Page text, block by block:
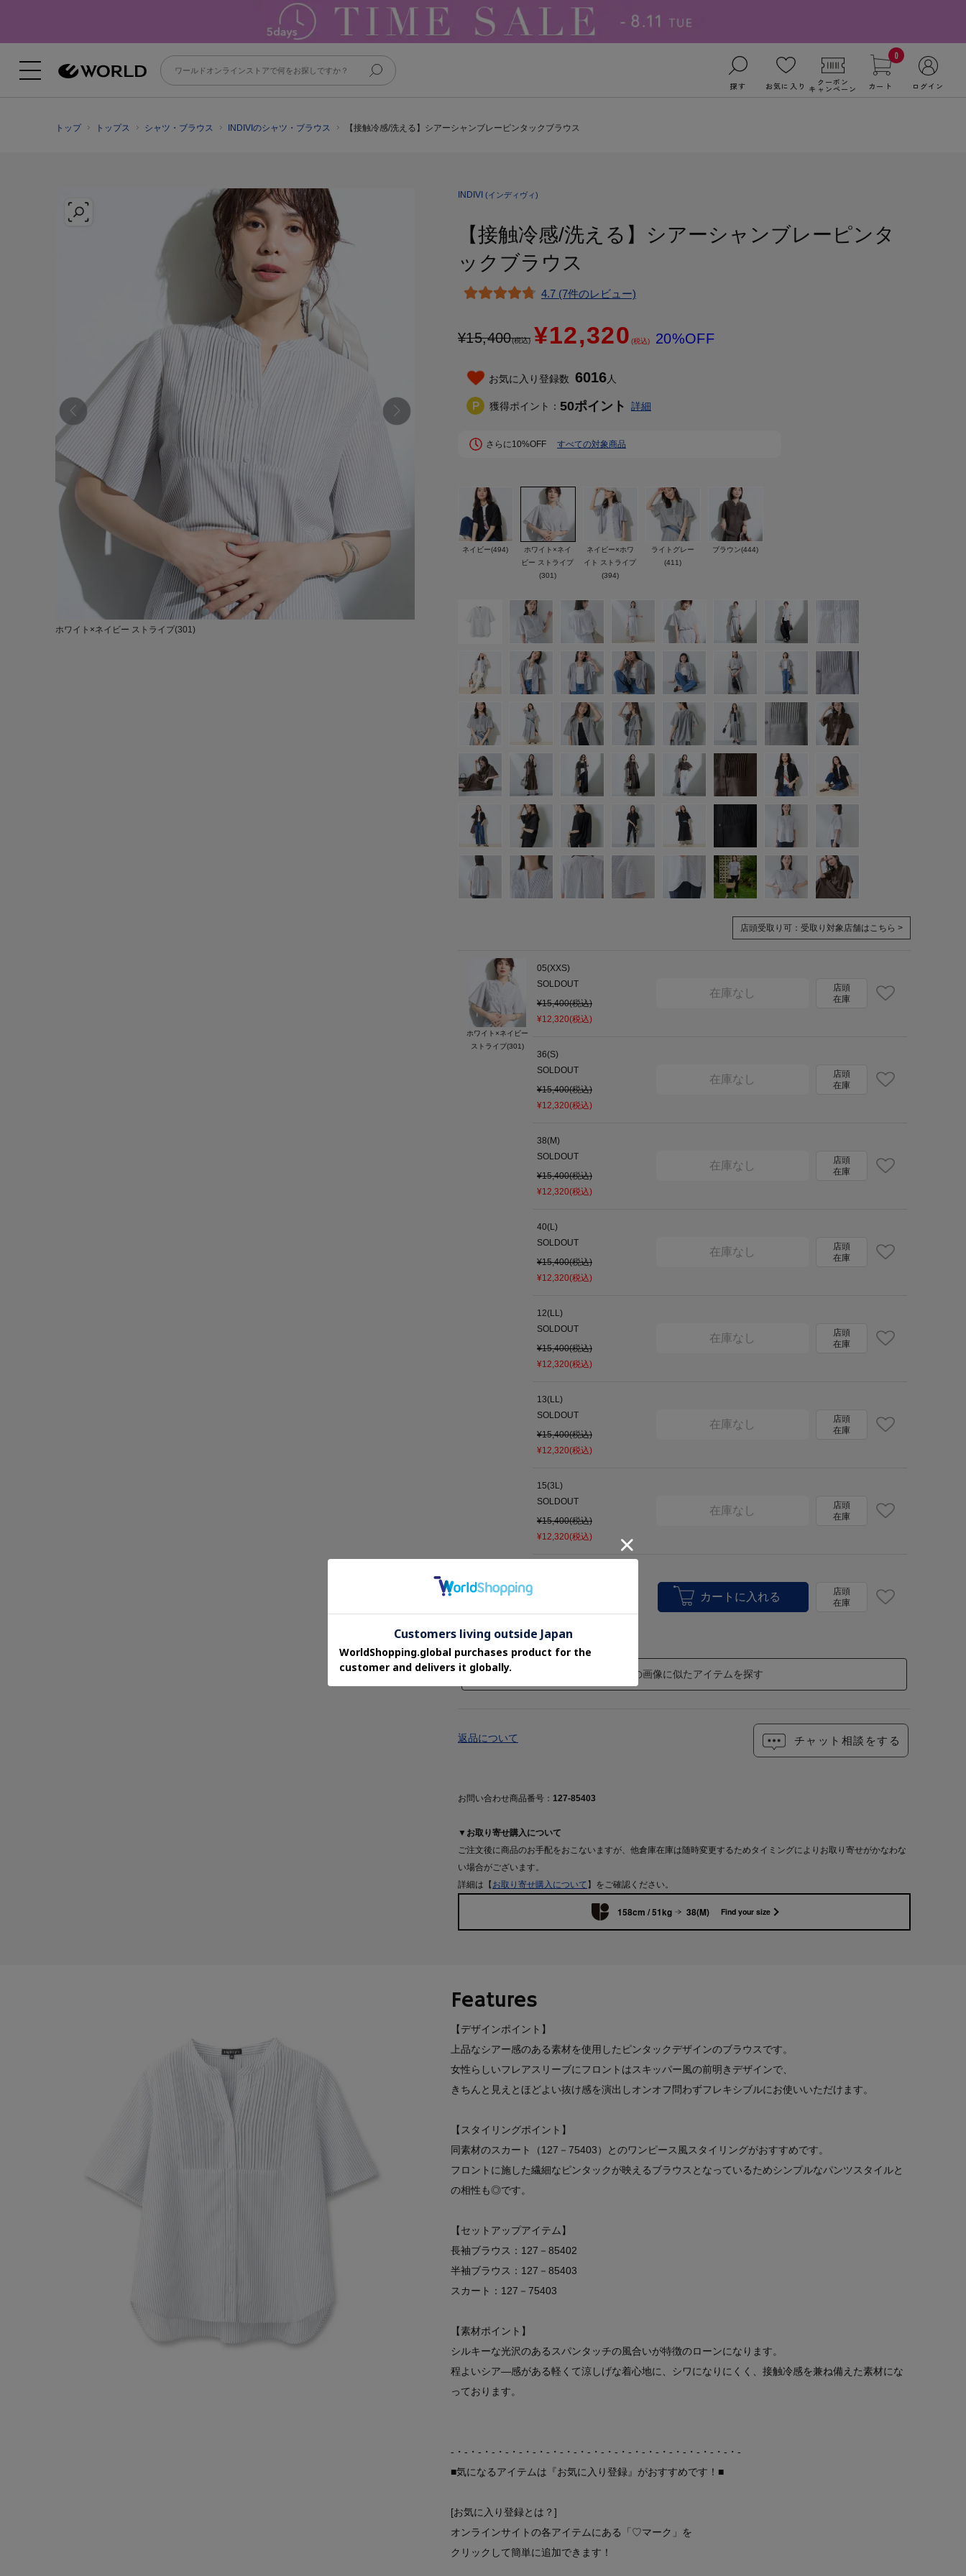
探す お気に入り クーポン
キャンペーン
0
カート ログイン
トップ トップス シャツ・ブラウス INDIVIのシャツ・ブラウス 【接触冷感/洗える】シアーシャンブレーピンタックブラウス
ホワイト×ネイビー ストライプ(301)
INDIVI (インディヴィ)
【接触冷感/洗える】シアーシャンブレーピンタ
ックブラウス
4.7 (7件のレビュー)
¥15,400(税込) ¥12,320 (税込) 20%OFF
お気に入り登録数 6016人
獲得ポイント： 50ポイント 詳細
さらに10%OFF すべての対象商品
ネイビー(494)
ホワイト×ネイ
ビー ストライプ
(301)
ネイビー×ホワ
イト ストライプ
(394)
ライトグレー
(411)
ブラウン(444)
店頭受取り可： 受取り対象店舗はこちら >
ホワイト×ネイビー
ストライプ(301)
05(XXS)
SOLDOUT
¥15,400(税込)
¥12,320(税込)
在庫なし
店頭
在庫
36(S)
SOLDOUT
¥15,400(税込)
¥12,320(税込)
在庫なし
店頭
在庫
38(M)
SOLDOUT
¥15,400(税込)
¥12,320(税込)
在庫なし
店頭
在庫
40(L)
SOLDOUT
¥15,400(税込)
¥12,320(税込)
在庫なし
店頭
在庫
12(LL)
SOLDOUT
¥15,400(税込)
¥12,320(税込)
在庫なし
店頭
在庫
13(LL)
SOLDOUT
¥15,400(税込)
¥12,320(税込)
在庫なし
店頭
在庫
15(3L)
SOLDOUT
¥15,400(税込)
¥12,320(税込)
在庫なし
店頭
在庫
店頭
在庫
この画像に似たアイテムを探す
チャット相談をする
返品について
お問い合わせ商品番号： 127-85403
▼お取り寄せ購入について
ご注文後に商品のお手配をおこないますが、他倉庫在庫は随時変更するためタイミングによりお取り寄せがかなわな
い場合がございます。
詳細は【 お取り寄せ購入について 】をご確認ください。
158cm / 51kg 38(M) Find your size
Features
【デザインポイント】
上品なシアー感のある素材を使用したピンタックデザインのブラウスです。
女性らしいフレアスリーブにフロントはスキッパー風の前明きデザインで、
きちんと見えとほどよい抜け感を演出しオンオフ問わずフレキシブルにお使いいただけます。
【スタイリングポイント】
同素材のスカート（127－75403）とのワンピース風スタイリングがおすすめです。
フロントに施した繊細なピンタックが映えるブラウスとなっているためシンプルなパンツスタイルと
の相性も◎です。
【セットアップアイテム】
長袖ブラウス：127－85402
半袖ブラウス：127－85403
スカート：127－75403
【素材ポイント】
シルキーな光沢のあるスパンタッチの風合いが特徴のローンになります。
程よいシア―感がある軽くて涼しげな着心地に、シワになりにくく、接触冷感を兼ね備えた素材にな
っております。
-・-・-・-・-・-・-・-・-・-・-・-・-・-・-・-・-・-・-・-・-・-
■気になるアイテムは『お気に入り登録』がおすすめです！■
[お気に入り登録とは？]
オンラインサイトの各アイテムにある「♡マーク」を
クリックして簡単に追加できます！